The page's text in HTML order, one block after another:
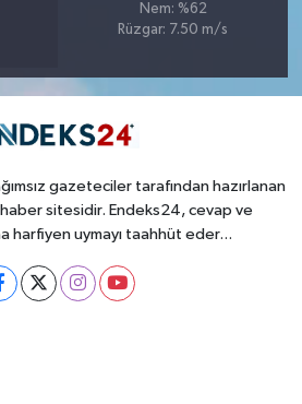
Nem: %62
Rüzgar: 7.50 m/s
gazeteciler tarafından hazırlanan
haber sitesidir. Endeks24, cevap ve
harfiyen uymayı taahhüt eder...